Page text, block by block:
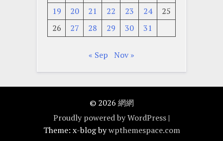
19
20 21 22 23 24
25
26
27 28 29 30 31
« Sep Nov »
© 2026 網網
Proudly powered by WordPress |
Theme: x-blog bywpthemespace.com